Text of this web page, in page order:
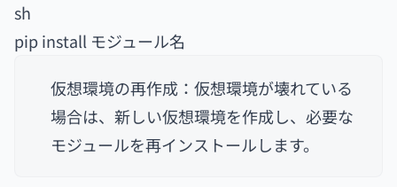
sh
pip install モジュール名
仮想環境の再作成：仮想環境が壊れている
場合は、新しい仮想環境を作成し、必要な
モジュールを再インストールします。